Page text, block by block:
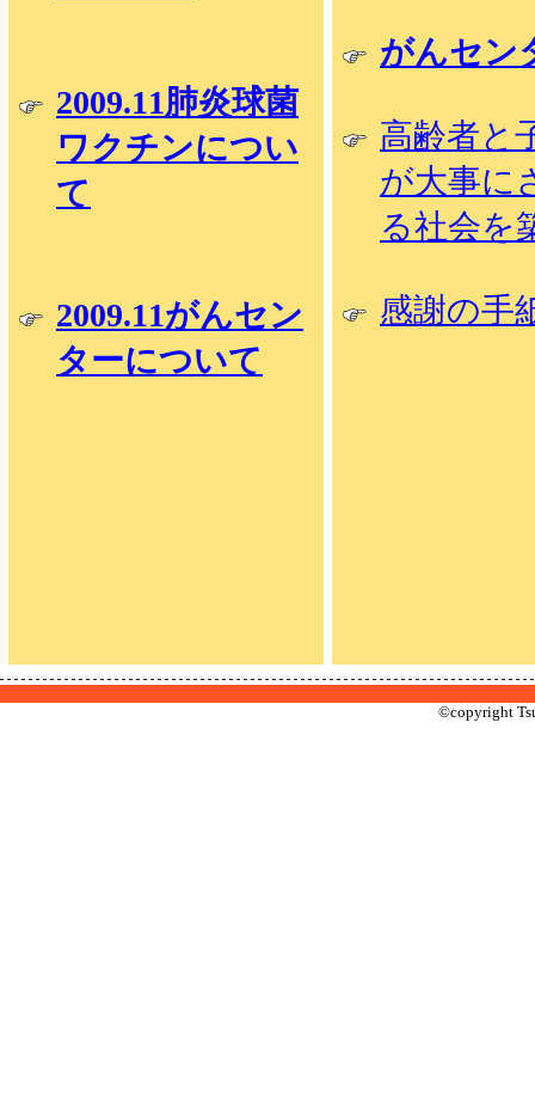
2009.11肺炎球菌
ワクチンについ
て
2009.11がんセン
ターについて
がんセン
高齢者と
が大事に
る社会を
感謝の手
©copyright